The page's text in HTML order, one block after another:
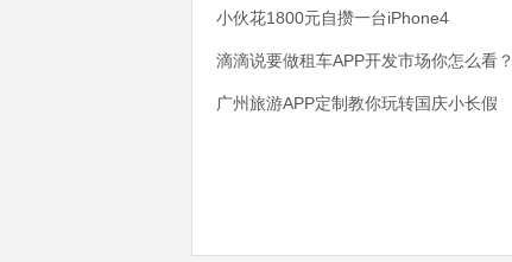
小伙花1800元自攒一台iPhone4
滴滴说要做租车APP开发市场你怎么看？
广州旅游APP定制教你玩转国庆小长假